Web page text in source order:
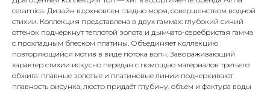
ceramica. Дизайн вдохновлен гладью моря, совершенством водной
стихии. Коллекция представлена в двух гаммах: глубокий синий
оттенок подчеркнут теплотой золота и дымчато-серебристая гамма
с прохладным блеском платины. Объединяет коллекцию
повторяющийся мотив в виде потока волн. Завораживающий
характер стихии искусно передан с помощью материалов третьего
обжига: плавные золотые и платиновые линии подчеркивают
плавность рисунка, люстр придаёт глубину, объем и фактура воды